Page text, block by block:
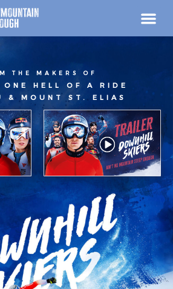
THE MAKERS OF
HELL OF A RIDE
& MOUNT ST. ELIAS